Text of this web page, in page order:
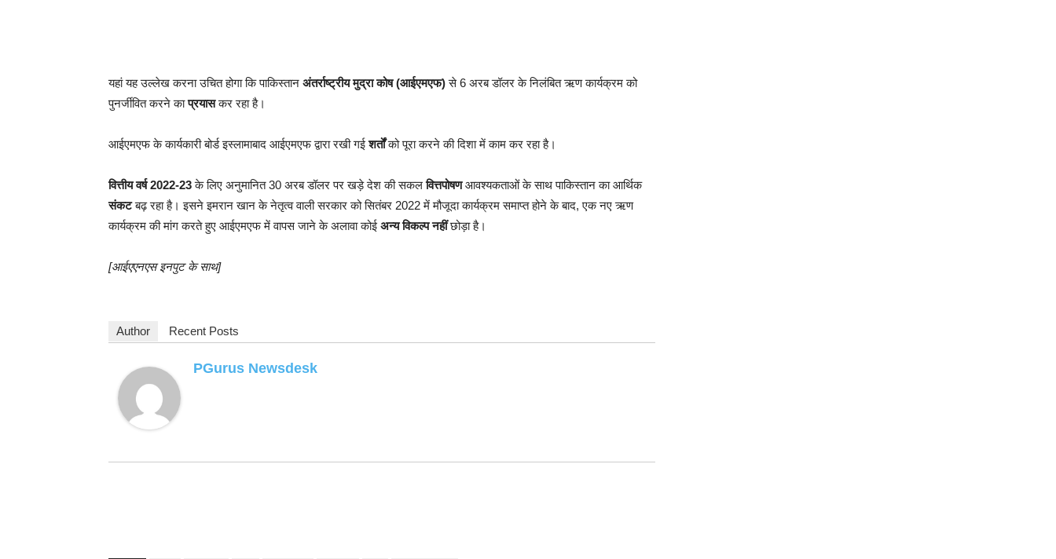
यहां यह उल्लेख करना उचित होगा कि पाकिस्तान अंतर्राष्ट्रीय मुद्रा कोष (आईएमएफ)से 6 अरब डॉलर के निलंबित ऋण कार्यक्रम को
पुनर्जीवित करने काप्रयासकर रहा है।
आईएमएफ के कार्यकारी बोर्ड इस्लामाबाद आईएमएफ द्वारा रखी गईशर्तोंको पूरा करने की दिशा में काम कर रहा है।
वित्तीय वर्ष 2022-23के लिए अनुमानित 30 अरब डॉलर पर खड़े देश की सकलवित्तपोषणआवश्यकताओं के साथ पाकिस्तान का आर्थिक
संकटबढ़ रहा है। इसने इमरान खान के नेतृत्व वाली सरकार को सितंबर 2022 में मौजूदा कार्यक्रम समाप्त होने के बाद, एक नए ऋण
कार्यक्रम की मांग करते हुए आईएमएफ में वापस जाने के अलावा कोई अन्य विकल्प नहींछोड़ा है।
[आईएएनएस इनपुट के साथ]
Author Recent Posts
PGurus Newsdesk